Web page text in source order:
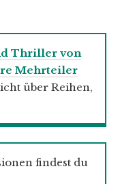
Thriller von
Mehrteiler
über Reihen,
findest du